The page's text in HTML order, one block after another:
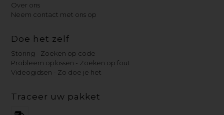
Over ons
Neem contact met ons op
Doe het zelf
Storing - Zoeken op code
Probleem oplossen - Zoeken op fout
Videogidsen - Zo doe je het
Traceer uw pakket